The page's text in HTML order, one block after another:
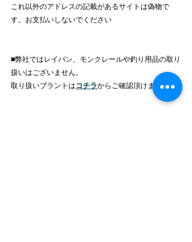
これ以外のアドレスの記載があるサイトは偽物で
す。お支払いしないでください
■弊社ではレイバン、モンクレールや釣り用品の取り
扱いはございません。
取り扱いブラントはコチラからご確認頂けます